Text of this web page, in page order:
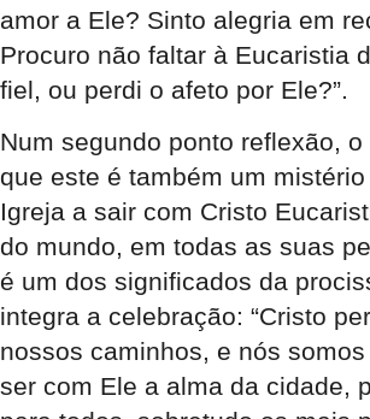
amor a Ele? Sinto alegria em
Procuro não faltar à Eucaristia
fiel, ou perdi o afeto por Ele?”.
Num segundo ponto reflexão,
que este é também um mistério
Igreja a sair com Cristo
do mundo, em todas as suas
é um dos significados da
integra a celebração: “Cristo
nossos caminhos, e nós
ser com Ele a alma da cidade,